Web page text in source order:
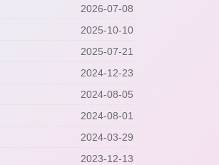
2026-07-08
2025-10-10
2025-07-21
2024-12-23
2024-08-05
2024-08-01
2024-03-29
2023-12-13